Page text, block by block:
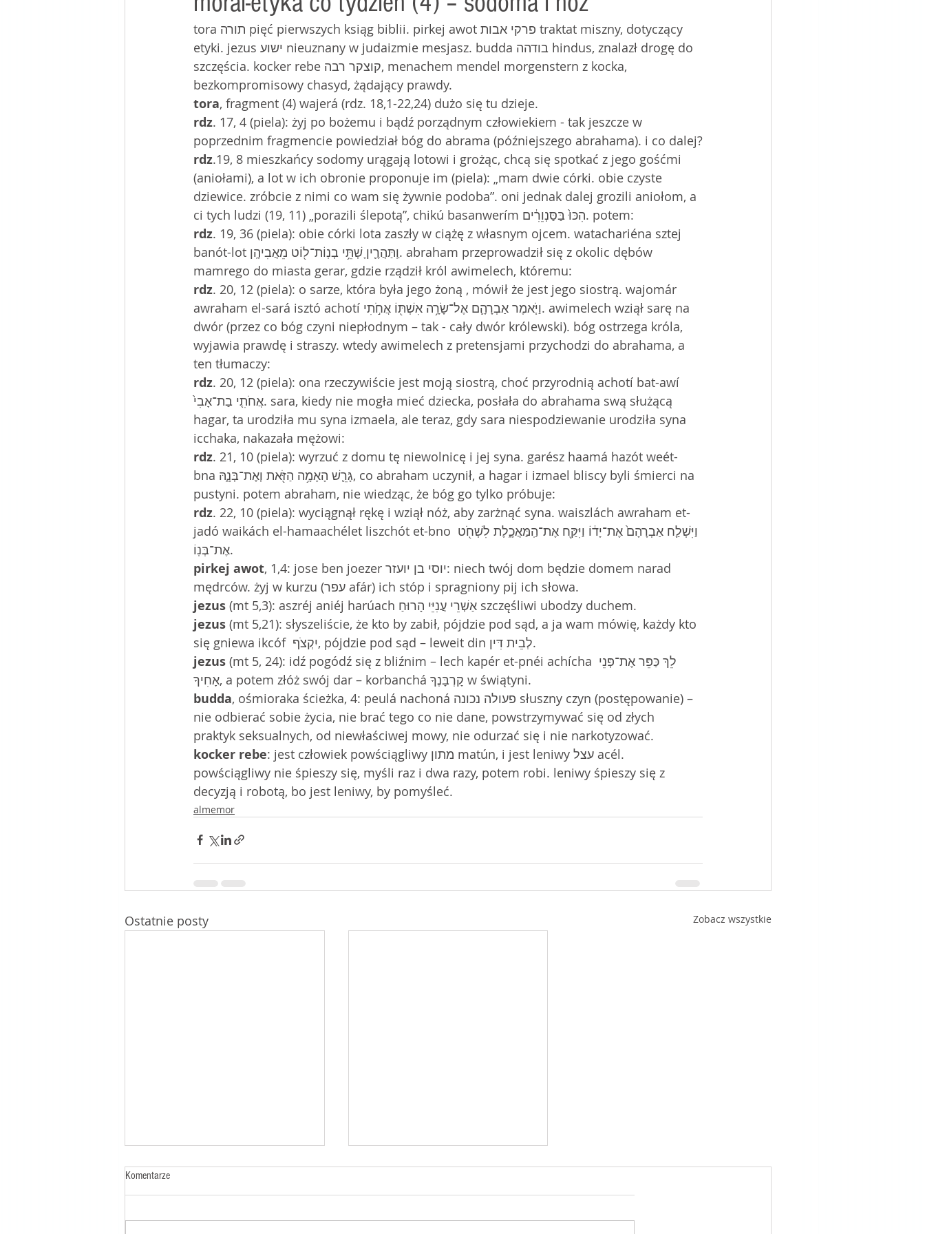
mój stolik w kafé
tora תורה pięć pierwszych ksiąg biblii. pirkej awot פרקי אבות traktat miszny, dotyczący
etyki. jezus ישוע nieuznany w judaizmie mesjasz. budda בודהה hindus, znalazł drogę do
szczęścia. kocker rebe קוצקר רבה, menachem mendel morgenstern z kocka,
bezkompromisowy chasyd, żądający prawdy.
tora, fragment (4) wajerá (rdz. 18,1-22,24) dużo się tu dzieje.
rdz. 17, 4 (piela): żyj po bożemu i bądź porządnym człowiekiem - tak jeszcze w
poprzednim fragmencie powiedział bóg do abrama (późniejszego abrahama). i co dalej?
rdz.19, 8 mieszkańcy sodomy urągają lotowi i grożąc, chcą się spotkać z jego gośćmi
(aniołami), a lot w ich obronie proponuje im (piela): „mam dwie córki. obie czyste
dziewice. zróbcie z nimi co wam się żywnie podoba”. oni jednak dalej grozili aniołom, a
ci tych ludzi (19, 11) „porazili ślepotą”, chikú basanwerím הִכּוּ֙ בַּסַּנְוֵרִ֔ים. potem:
rdz. 19, 36 (piela): obie córki lota zaszły w ciążę z własnym ojcem. watachariéna sztej
banót-lot וַֽתַּהֲרֶ֛יןָ שְׁתֵּ֥י בְנֽוֹת־ל֖וֹט מֵאֲבִיהֶֽן. abraham przeprowadził się z okolic dębów
mamrego do miasta gerar, gdzie rządził król awimelech, któremu:
rdz. 20, 12 (piela): o sarze, która była jego żoną , mówił że jest jego siostrą. wajomár
awraham el-sará isztó achotí וַיֹּ֧אמֶר אַבְרָהָ֛ם אֶל־שָׂרָ֥ה אִשְׁתּ֖וֹ אֲחֹ֣תִי. awimelech wziął sarę na
dwór (przez co bóg czyni niepłodnym – tak - cały dwór królewski). bóg ostrzega króla,
wyjawia prawdę i straszy. wtedy awimelech z pretensjami przychodzi do abrahama, a
ten tłumaczy:
rdz. 20, 12 (piela): ona rzeczywiście jest moją siostrą, choć przyrodnią achotí bat-awí
אֲחֹתִ֤י בַת־אָבִי֙. sara, kiedy nie mogła mieć dziecka, posłała do abrahama swą służącą
hagar, ta urodziła mu syna izmaela, ale teraz, gdy sara niespodziewanie urodziła syna
icchaka, nakazała mężowi:
rdz. 21, 10 (piela): wyrzuć z domu tę niewolnicę i jej syna. garész haamá hazót weét-
bna גָּרֵ֛שׁ הָאָמָ֥ה הַזֹּ֖את וְאֶת־בְּנָ֑הּ, co abraham uczynił, a hagar i izmael bliscy byli śmierci na
pustyni. potem abraham, nie wiedząc, że bóg go tylko próbuje:
rdz. 22, 10 (piela): wyciągnął rękę i wziął nóż, aby zarżnąć syna. waiszlách awraham et-
jadó waikách el-hamaachélet liszchót et-bno וַיִּשְׁלַ֤ח אַבְרָהָם֙ אֶת־יָד֔וֹ וַיִּקַּ֖ח אֶת־הַֽמַּאֲכֶ֑לֶת לִשְׁחֹ֖ט
אֶת־בְּנֽוֹ.
pirkej awot, 1,4: jose ben joezer יוסי בן יועזר: niech twój dom będzie domem narad
mędrców. żyj w kurzu (עפר afár) ich stóp i spragniony pij ich słowa.
jezus (mt 5,3): aszréj aniéj harúach אַשְׁרֵי עֲנִיֵּי הָרוּחַ szczęśliwi ubodzy duchem.
jezus (mt 5,21): słyszeliście, że kto by zabił, pójdzie pod sąd, a ja wam mówię, każdy kto
się gniewa ikcóf  יִקְצֹף, pójdzie pod sąd – leweit din לְבֵית דִּין.
jezus (mt 5, 24): idź pogódź się z bliźnim – lech kapér et-pnéi achícha לֵךְ כַּפֵּר אֶת־פְּנֵי
אָחִיךָ, a potem złóż swój dar – korbanchá קָרְבָּנֶךָ w świątyni.
budda, ośmioraka ścieżka, 4: peulá nachoná פעולה נכונה słuszny czyn (postępowanie) –
nie odbierać sobie życia, nie brać tego co nie dane, powstrzymywać się od złych
praktyk seksualnych, od niewłaściwej mowy, nie odurzać się i nie narkotyzować.
kocker rebe: jest człowiek powściągliwy מתון matún, i jest leniwy עצל acél.
powściągliwy nie śpieszy się, myśli raz i dwa razy, potem robi. leniwy śpieszy się z
decyzją i robotą, bo jest leniwy, by pomyśleć.
almemor
Ostatnie posty Zobacz wszystkie
Komentarze